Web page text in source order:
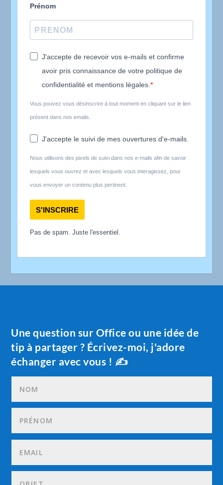
Prénom
J'accepte de recevoir vos e-mails et confirme
avoir pris connaissance de votre politique de
confidentialité et mentions légales.
Vous pouvez vous désinscrire à tout moment en cliquant sur le lien
présent dans nos emails.
J'accepte le suivi de mes ouvertures d'e-mails.
Nous utilisons des pixels de suivi dans nos e-mails afin de savoir
lesquels vous ouvrez et avec lesquels vous interagissez, pour
vous envoyer un contenu plus pertinent.
S'INSCRIRE
Pas de spam. Juste l'essentiel.
Une question sur Office ou une idée de
tip à partager ? Écrivez-moi, j'adore
échanger avec vous ! ✍️